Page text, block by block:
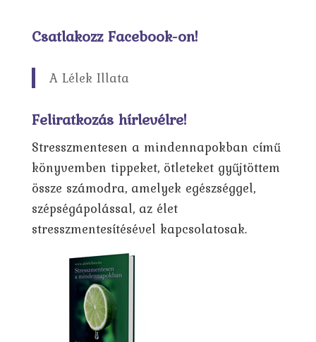
Csatlakozz Facebook-on!
A Lélek Illata
Feliratkozás hírlevélre!
Stresszmentesen a mindennapokban című
könyvemben tippeket, ötleteket gyűjtöttem
össze számodra, amelyek egészséggel,
szépségápolással, az élet
stresszmentesítésével kapcsolatosak.